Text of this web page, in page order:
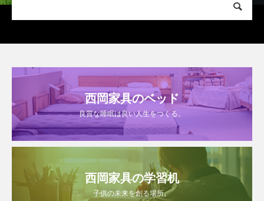
西岡家具のベッド
良質な睡眠は良い人生をつくる。
西岡家具の学習机
子供の未来を創る場所。